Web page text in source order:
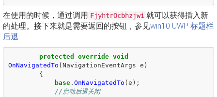
在使用的时候，通过调用 FjyhtrOcbhzjwi 就可以获得插入新
的处理。接下来就是需要返回的按钮，参见win10 UWP 标题栏
后退
protected override void
OnNavigatedTo (NavigationEventArgs e )
{
base. OnNavigatedTo (e );
//启动后退关闭